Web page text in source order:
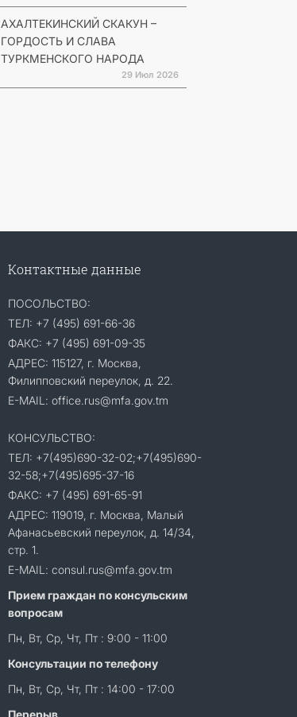
АХАЛТЕКИНСКИЙ СКАКУН –
ГОРДОСТЬ И СЛАВА
ТУРКМЕНСКОГО НАРОДА
29 Июл 2026
Контактные данные
ПОСОЛЬСТВО:
ТЕЛ: +7 (495) 691-66-36
ФАКС: +7 (495) 691-09-35
АДРЕС: 115127, г. Москва,
Филипповский переулок, д. 22.
E-MAIL: office.rus@mfa.gov.tm
КОНСУЛЬСТВО:
ТЕЛ: +7(495)690-32-02;+7(495)690-
32-58;+7(495)695-37-16
ФАКС: +7 (495) 691-65-91
АДРЕС: 119019, г. Москва, Малый
Афанасьевский переулок, д. 14/34,
стр. 1.
E-MAIL: consul.rus@mfa.gov.tm
Прием граждан по консульским
вопросам
Пн, Вт, Ср, Чт, Пт : 9:00 - 11:00
Консультации по телефону
Пн, Вт, Ср, Чт, Пт : 14:00 - 17:00